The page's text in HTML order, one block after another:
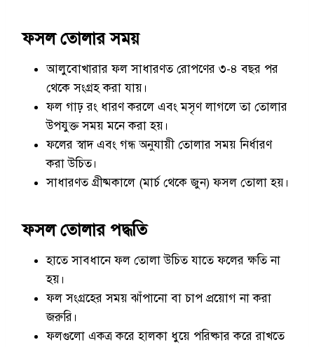
ফসল তোলার সময়
আলুবোখারার ফল সাধারণত রোপণের ৩-৪ বছর পর
থেকে সংগ্রহ করা যায়।
ফল গাঢ় রং ধারণ করলে এবং মসৃণ লাগলে তা তোলার
উপযুক্ত সময় মনে করা হয়।
ফলের স্বাদ এবং গন্ধ অনুযায়ী তোলার সময় নির্ধারণ
করা উচিত।
সাধারণত গ্রীষ্মকালে (মার্চ থেকে জুন) ফসল তোলা হয়।
ফসল তোলার পদ্ধতি
হাতে সাবধানে ফল তোলা উচিত যাতে ফলের ক্ষতি না
হয়।
ফল সংগ্রহের সময় ঝাঁপানো বা চাপ প্রয়োগ না করা
জরুরি।
ফলগুলো একত্র করে হালকা ধুয়ে পরিষ্কার করে রাখতে